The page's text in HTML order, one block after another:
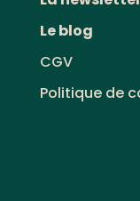
Le blog
CGV
Politique de